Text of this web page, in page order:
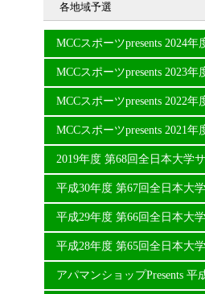
各地域予選
MCCスポーツpresents 2024
MCCスポーツpresents 2023
MCCスポーツpresents 2022
MCCスポーツpresents 2021
2019年度 第68回全日本大学
平成30年度 第67回全日本大
平成29年度 第66回全日本大
平成28年度 第65回全日本大
アパマンショップPresents